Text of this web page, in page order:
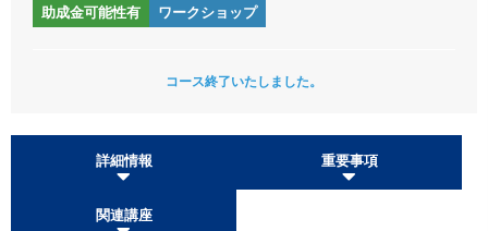
助成金可能性有 ワークショップ
コース終了いたしました。
詳細情報 重要事項
関連講座